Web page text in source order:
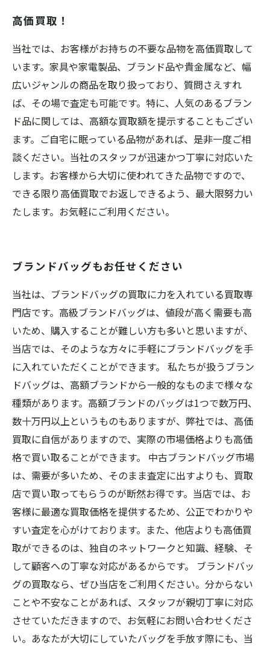
高価買取！
当社では、お客様がお持ちの不要な品物を高価買取して
います。家具や家電製品、ブランド品や貴金属など、幅
広いジャンルの商品を取り扱っており、質問さえすれ
ば、その場で査定も可能です。特に、人気のあるブラン
ド品に関しては、高額な買取額を提示することもござい
ます。ご自宅に眠っている品物があれば、是非一度ご相
談ください。当社のスタッフが迅速かつ丁寧に対応いた
します。お客様から大切に使われてきた品物ですので、
できる限り高価買取でお返しできるよう、最大限努力い
たします。お気軽にご利用ください。
ブランドバッグもお任せください
当社は、ブランドバッグの買取に力を入れている買取専
門店です。高級ブランドバッグは、値段が高く需要も高
いため、購入することが難しい方も多いと思いますが、
当店では、そのような方々に手軽にブランドバッグを手
に入れていただくことができます。 私たちが扱うブラン
ドバッグは、高額ブランドから一般的なものまで様々な
種類があります。高額ブランドのバッグは1つで数万円、
数十万円以上というものもありますが、弊社では、高価
買取に自信がありますので、実際の市場価格よりも高価
格で買い取ることができます。 中古ブランドバッグ市場
は、需要が多いため、そのまま査定に出すよりも、買取
店で買い取ってもらうのが断然お得です。当店では、お
客様に最適な買取価格を提供するため、公正でわかりや
すい査定を心がけております。また、他店よりも高価買
取ができるのは、独自のネットワークと知識、経験、そ
して顧客への丁寧な対応があるからです。 ブランドバッ
グの買取なら、ぜひ当店をご利用ください。分からない
ことや不安なことがあれば、スタッフが親切丁寧に対応
させていただきますので、お気軽にお問い合わせくださ
い。あなたが大切にしていたバッグを手放す際にも、当